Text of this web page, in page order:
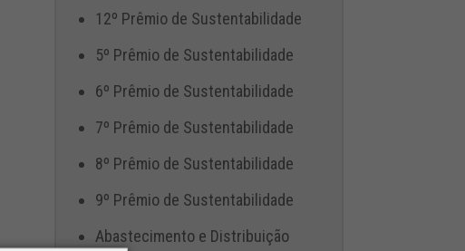
12º Prêmio de Sustentabilidade
5º Prêmio de Sustentabilidade
6º Prêmio de Sustentabilidade
7º Prêmio de Sustentabilidade
8º Prêmio de Sustentabilidade
9º Prêmio de Sustentabilidade
Abastecimento e Distribuição